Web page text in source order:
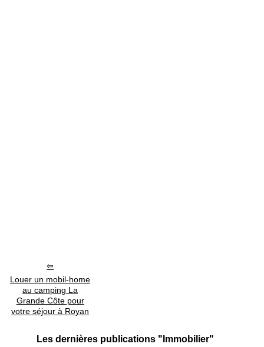
Louer un mobil-home
au camping La
Grande Côte pour
votre séjour à Royan
Les dernières publications "Immobilier"